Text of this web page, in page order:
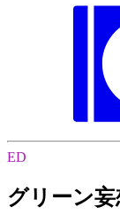
ED
グリーン